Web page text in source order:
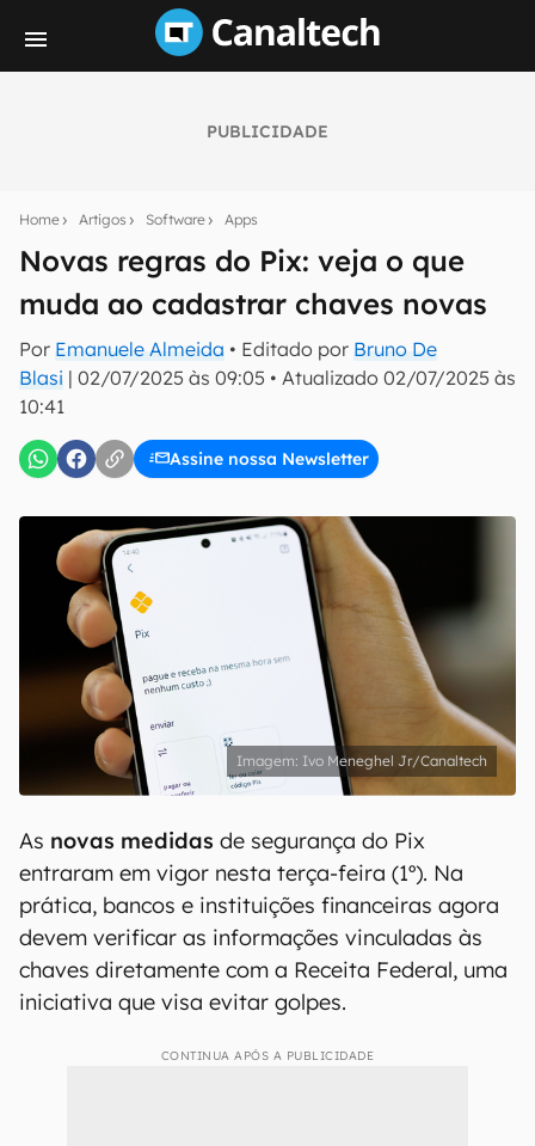
PUBLICIDADE
Home Artigos Software Apps
Novas regras do Pix: veja o que
muda ao cadastrar chaves novas
Por Emanuele Almeida • Editado por Bruno De
Blasi | 02/07/2025 às 09:05 • Atualizado 02/07/2025 às
10:41
Assine nossa Newsletter
notícias e reviews sobre tecnologia em primeira
E-mail
Confirmo que li, aceito e concordo com os
Ivo Meneghel Jr/Canaltech
As novas medidas de segurança do Pix
entraram em vigor nesta terça-feira (1º). Na
prática, bancos e instituições financeiras agora
devem verificar as informações vinculadas às
chaves diretamente com a Receita Federal, uma
iniciativa que visa evitar golpes.
CONTINUA APÓS A PUBLICIDADE